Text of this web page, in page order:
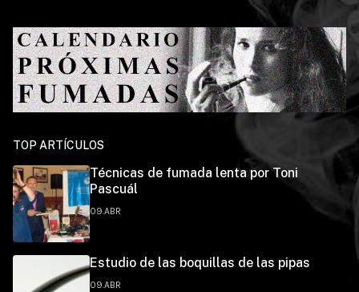
TOP ARTÍCULOS
Técnicas de fumada lenta por Toni
Pascuál
09.ABR
Estudio de las boquillas de las pipas
09.ABR